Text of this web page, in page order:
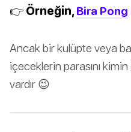
👉 Örneğin, Bira Pong
Ancak bir kulüpte veya
içeceklerin parasını
vardır 😉